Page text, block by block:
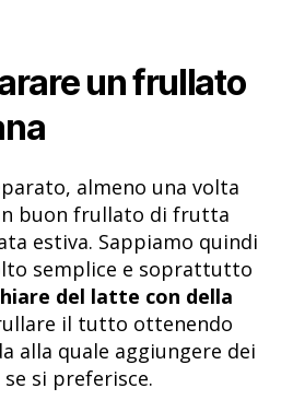
un frullato
almeno una volta
buon frullato di frutta
estiva. Sappiamo quindi
semplice e soprattutto
del latte con della
il tutto ottenendo
alla quale aggiungere dei
si preferisce.